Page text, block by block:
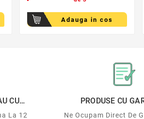
Adauga in cos
CU
La 12
PRODUSE CU
Ne Ocupam Direct De